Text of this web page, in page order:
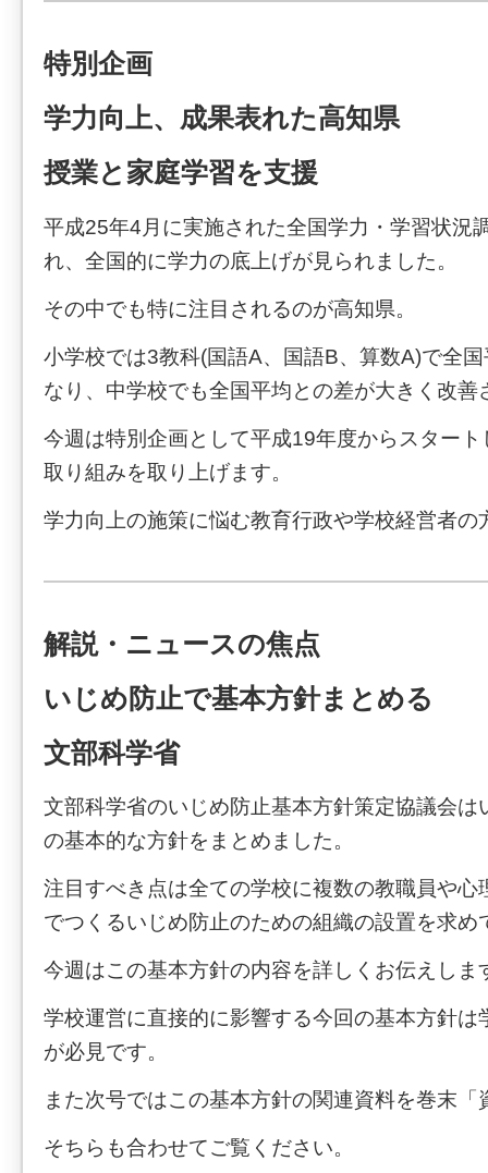
特別企画
学力向上、成果表れた高知県
授業と家庭学習を支援
平成25年4月に実施された全国学力・学習状況
れ、全国的に学力の底上げが見られました。
その中でも特に注目されるのが高知県。
小学校では3教科(国語A、国語B、算数A)で全
なり、中学校でも全国平均との差が大きく改善
今週は特別企画として平成19年度からスター
取り組みを取り上げます。
学力向上の施策に悩む教育行政や学校経営者の
解説・ニュースの焦点
いじめ防止で基本方針まとめる
文部科学省
文部科学省のいじめ防止基本方針策定協議会は
の基本的な方針をまとめました。
注目すべき点は全ての学校に複数の教職員や心
でつくるいじめ防止のための組織の設置を求め
今週はこの基本方針の内容を詳しくお伝えしま
学校運営に直接的に影響する今回の基本方針は
が必見です。
また次号ではこの基本方針の関連資料を巻末
そちらも合わせてご覧ください。